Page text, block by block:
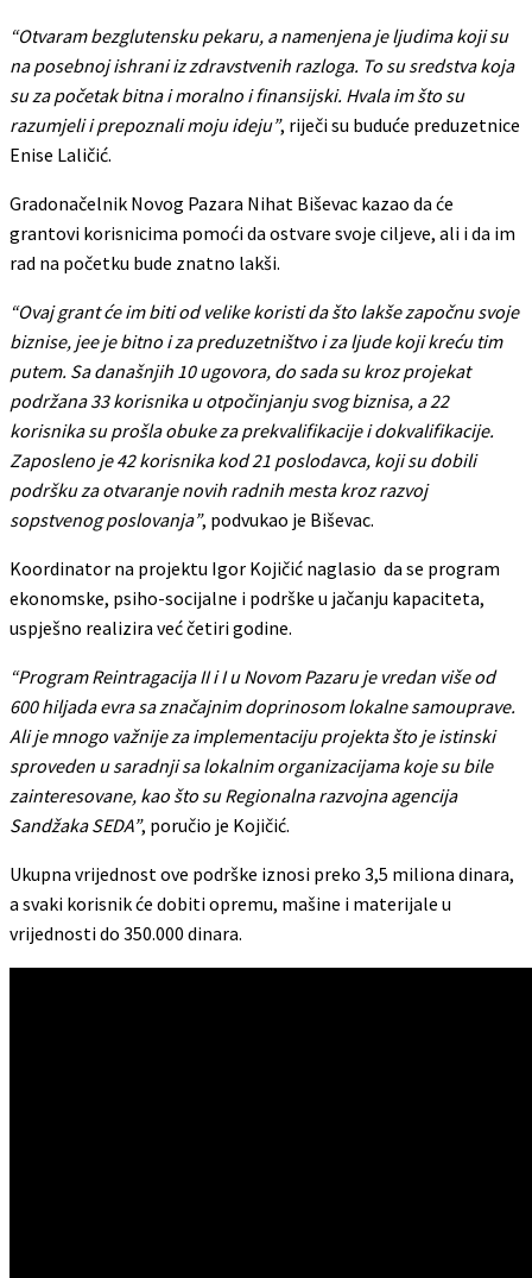
“Otvaram bezglutensku pekaru, a namenjena je ljudima koji su
na posebnoj ishrani iz zdravstvenih razloga. To su sredstva koja
su za početak bitna i moralno i finansijski. Hvala im što su
razumjeli i prepoznali moju ideju”, riječi su buduće preduzetnice
Enise Laličić.
Gradonačelnik Novog Pazara Nihat Biševac kazao da će
grantovi korisnicima pomoći da ostvare svoje ciljeve, ali i da im
rad na početku bude znatno lakši.
“Ovaj grant će im biti od velike koristi da što lakše započnu svoje
biznise, jee je bitno i za preduzetništvo i za ljude koji kreću tim
putem. Sa današnjih 10 ugovora, do sada su kroz projekat
podržana 33 korisnika u otpočinjanju svog biznisa, a 22
korisnika su prošla obuke za prekvalifikacije i dokvalifikacije.
Zaposleno je 42 korisnika kod 21 poslodavca, koji su dobili
podršku za otvaranje novih radnih mesta kroz razvoj
sopstvenog poslovanja”, podvukao je Biševac.
Koordinator na projektu Igor Kojičić naglasio da se program
ekonomske, psiho-socijalne i podrške u jačanju kapaciteta,
uspješno realizira već četiri godine.
“Program Reintragacija II i I u Novom Pazaru je vredan više od
600 hiljada evra sa značajnim doprinosom lokalne samouprave.
Ali je mnogo važnije za implementaciju projekta što je istinski
sproveden u saradnji sa lokalnim organizacijama koje su bile
zainteresovane, kao što su Regionalna razvojna agencija
Sandžaka SEDA”, poručio je Kojičić.
Ukupna vrijednost ove podrške iznosi preko 3,5 miliona dinara,
a svaki korisnik će dobiti opremu, mašine i materijale u
vrijednosti do 350.000 dinara.